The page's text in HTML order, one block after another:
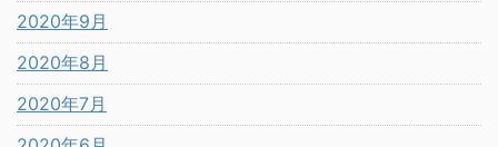
2020年9月
2020年8月
2020年7月